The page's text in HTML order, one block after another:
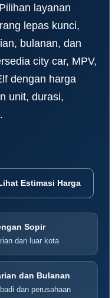
layanan
lepas kunci,
bulanan, dan
city car, MPV,
dengan harga
unit, durasi,
Estimasi Harga
Sopir
dan luar kota
dan Bulanan
dan perusahaan